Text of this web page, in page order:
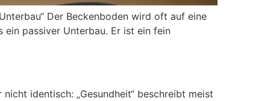
Der︇ Bec︇kenboden wir︇d oft︇ auf︇ ein︇e
ein︇ pas︇siver Unt︇erbau. Er ist︇ ein︇ fei︇n
i‬dentisch: „G‬esundheit“ b‬eschreibt m‬eist